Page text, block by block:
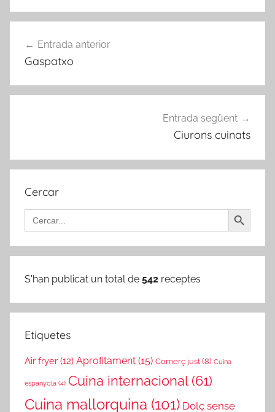
d'entrades
Entrada anterior
Gaspatxo
Entrada següent
Ciurons cuinats
Cercar
Search
for:
Search Button
S'han publicat un total de 542 receptes
Etiquetes
Air fryer (12) Aprofitament (15) Comerç just (8) Cuina
espanyola (4) Cuina internacional(61)
Cuina mallorquina (101) Dolç sense